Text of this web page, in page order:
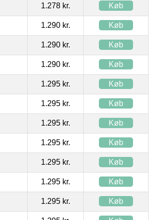
1.278 kr. Køb
1.290 kr. Køb
1.290 kr. Køb
1.290 kr. Køb
1.295 kr. Køb
1.295 kr. Køb
1.295 kr. Køb
1.295 kr. Køb
1.295 kr. Køb
1.295 kr. Køb
1.295 kr. Køb